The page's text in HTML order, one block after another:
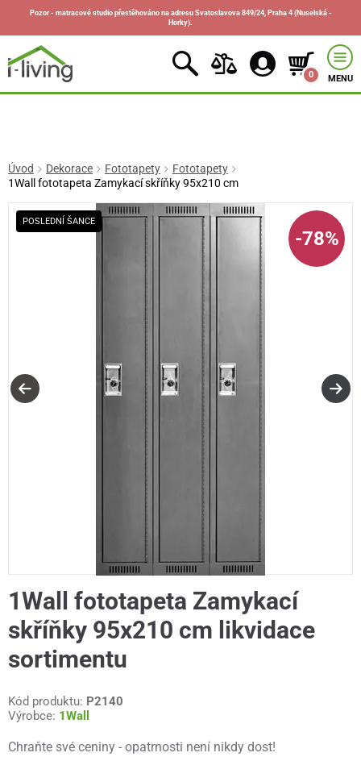
Pozor - matracové studio přestěhováno na adresu Svatoslavova 849/24, Praha 4 (Nuselská -
Horky).
0 MENU
Úvod Dekorace Fototapety
Fototapety
1Wall fototapeta Zamykací skříňky 95x210 cm
POSLEDNÍ ŠANCE
-78%
1Wall fototapeta Zamykací
skříňky 95x210 cm likvidace
sortimentu
Kód produktu: P2140
Výrobce: 1Wall
Chraňte své ceniny - opatrnosti není nikdy dost!